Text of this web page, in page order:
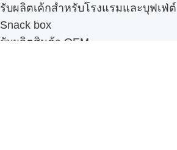
รับผลิตเค้กสำหรับโรงแรมและบุฟเฟ่ต์
Snack box
รับผลิตสินค้า OEM